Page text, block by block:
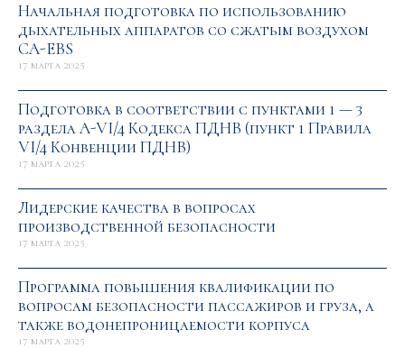
Начальная подготовка по использованию
дыхательных аппаратов со сжатым воздухом
CA-EBS
17 марта 2025
Подготовка в соответствии с пунктами 1 — 3
раздела A-VI/4 Кодекса ПДНВ (пункт 1 Правила
VI/4 Конвенции ПДНВ)
17 марта 2025
Лидерские качества в вопросах
производственной безопасности
17 марта 2025
Программа повышения квалификации по
вопросам безопасности пассажиров и груза, а
также водонепроницаемости корпуса
17 марта 2025